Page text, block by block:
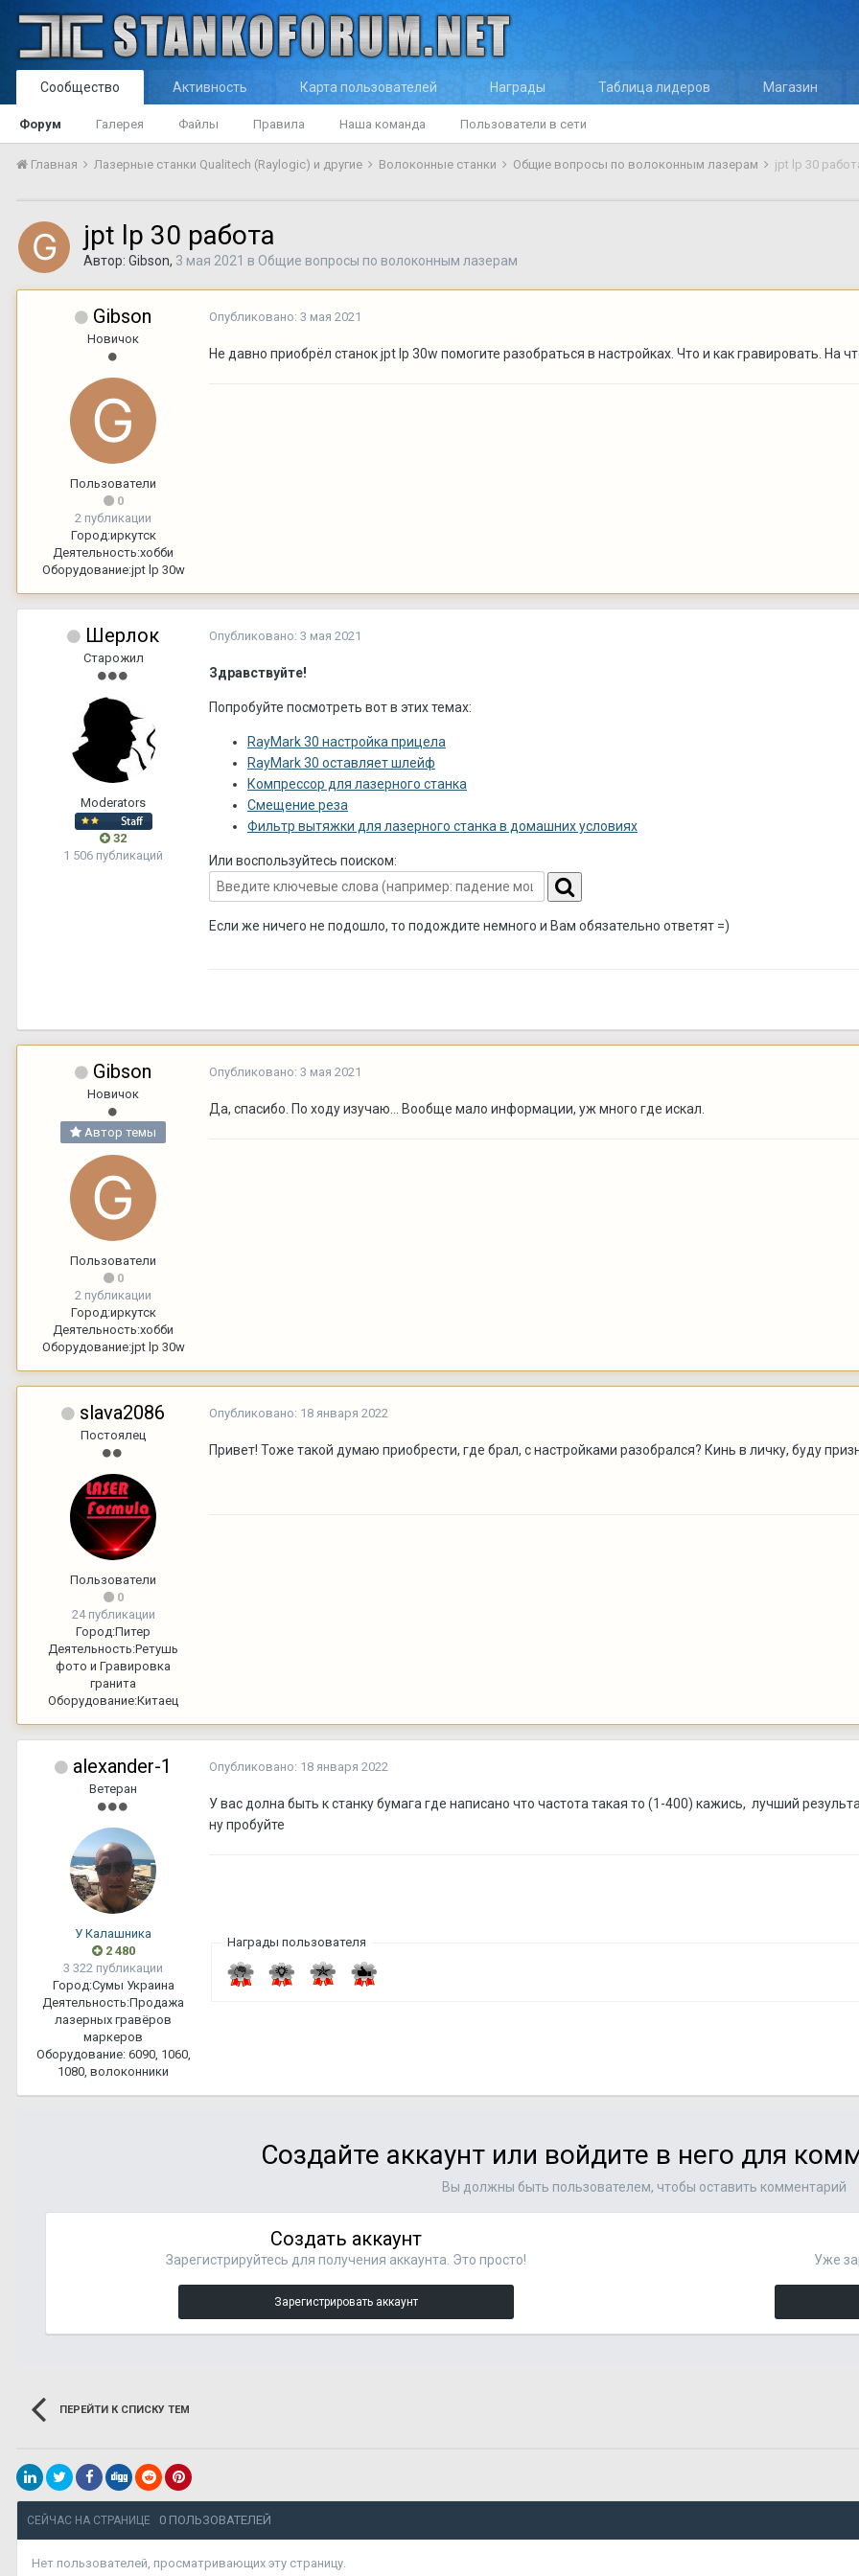
Сообщество
Форум Галерея Файлы Правила Наша команда Пользователи в сети
Активность Карта пользователей Награды Таблица лидеров Магазин
Главная Лазерные станки Qualitech (Raylogic) и другие Волоконные станки Общие вопросы по волоконным лазерам jpt lp 30
jpt lp 30 работа
Автор: Gibson, 3 мая 2021 в Общие вопросы по волоконным лазерам
Gibson
Новичок
Пользователи
0
2 публикации
Город:иркутск
Деятельность:хобби
Оборудование:jpt lp 30w
Опубликовано: 3 мая 2021
Не давно приобрёл станок jpt lp 30w помогите разобраться в настройках. Что и как гравировать. На
Шерлок
Старожил
Moderators
32
1 506 публикаций
Опубликовано: 3 мая 2021
Здравствуйте!
Попробуйте посмотреть вот в этих темах:
RayMark 30 настройка прицела
RayMark 30 оставляет шлейф
Компрессор для лазерного станка
Смещение реза
Фильтр вытяжки для лазерного станка в домашних условиях
Или воспользуйтесь поиском:
Если же ничего не подошло, то подождите немного и Вам обязательно ответят =)
Gibson
Новичок
Автор темы
Пользователи
0
2 публикации
Город:иркутск
Деятельность:хобби
Оборудование:jpt lp 30w
Опубликовано: 3 мая 2021
Да, спасибо. По ходу изучаю... Вообще мало информации, уж много где искал.
slava2086
Постоялец
Пользователи
0
24 публикации
Город:Питер
Деятельность:Ретушь
фото и Гравировка
гранита
Оборудование:Китаец
Опубликовано: 18 января 2022
Привет! Тоже такой думаю приобрести, где брал, с настройками разобрался? Кинь в личку, буду
alexander-1
Ветеран
У Калашника
2 480
3 322 публикации
Город:Сумы Украина
Деятельность:Продажа
лазерных гравёров
маркеров
Оборудование:6090, 1060,
1080, волоконники
Опубликовано: 18 января 2022
У вас долна быть к станку бумага где написано что частота такая то (1-400) кажись, лучший
ну пробуйте
Награды пользователя
Создайте аккаунт или войдите в него для
Вы должны быть пользователем, чтобы оставить комментарий
Создать аккаунт
Зарегистрируйтесь для получения аккаунта. Это просто!
Зарегистрировать аккаунт
Уже
ПЕРЕЙТИ К СПИСКУ ТЕМ
СЕЙЧАС НА СТРАНИЦЕ 0 ПОЛЬЗОВАТЕЛЕЙ
Нет пользователей, просматривающих эту страницу.